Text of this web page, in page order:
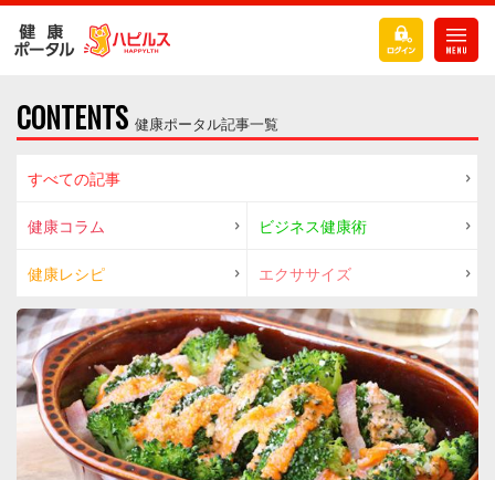
CONTENTS 健康ポータル記事一覧
すべての記事
健康コラム ビジネス健康術
健康レシピ エクササイズ